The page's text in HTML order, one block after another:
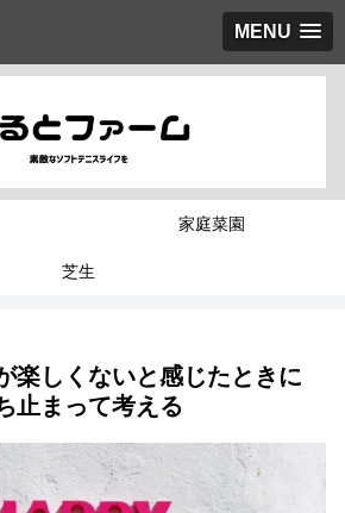
MENU
家庭菜園
芝生
楽しくないと感じたときに
止まって考える